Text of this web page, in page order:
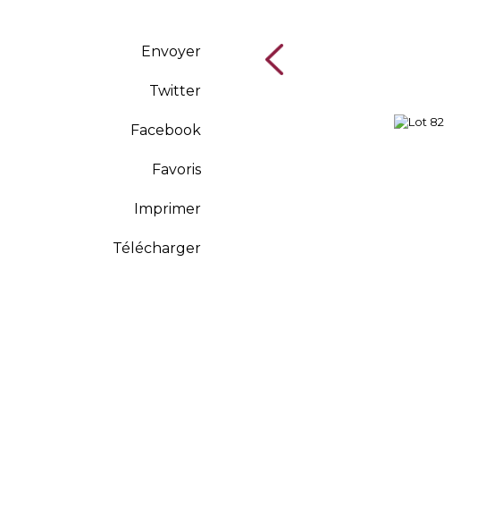
Envoyer
Twitter
Facebook
Favoris
Imprimer
Télécharger